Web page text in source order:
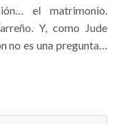
el matrimonio.
Y, como Jude
no es una pregunta…